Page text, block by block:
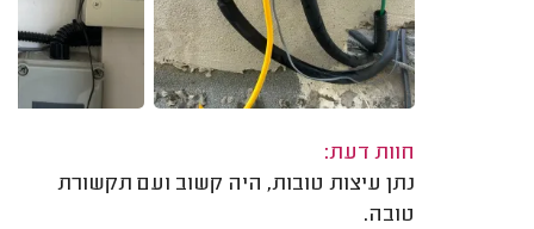
חוות דעת:
נתן עיצות טובות, היה קשוב ועם תקשורת
טובה.